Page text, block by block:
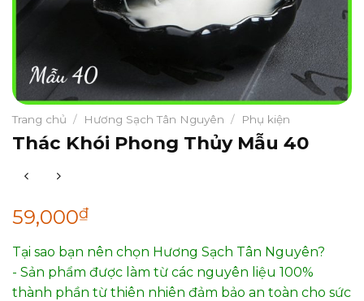
Trang chủ / Hương Sạch Tân Nguyên / Phụ kiện
Thác Khói Phong Thủy Mẫu 40
59,000₫
Tại sao bạn nên chọn Hương Sạch Tân Nguyên?
- Sản phẩm được làm từ các nguyên liệu 100%
thành phần từ thiên nhiên đảm bảo an toàn cho sức